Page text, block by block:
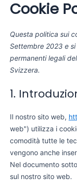
contenuto
Cookie
Questa politica sui
Settembre 2023 e
permanenti legali
Svizzera.
1.
Il nostro sito web,
web") utilizza i
comodità tutte le
vengono anche
Nel documento
sul nostro sito web.